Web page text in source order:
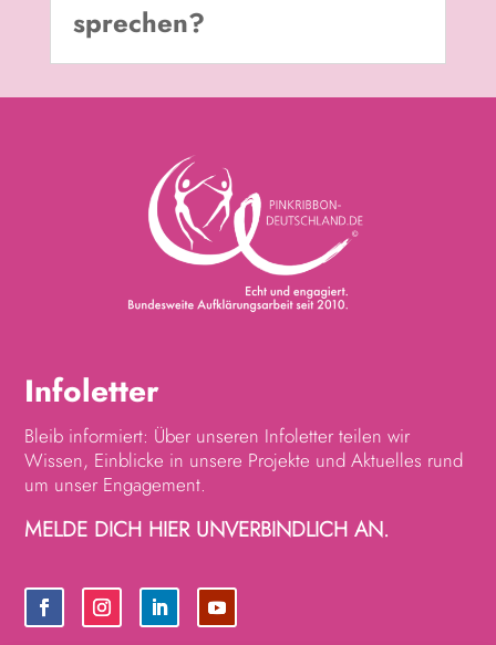
sprechen?
Infoletter
Bleib informiert: Über unseren Infoletter teilen wir
Wissen, Einblicke in unsere Projekte und Aktuelles rund
um unser Engagement.
MELDE DICH HIER UNVERBINDLICH AN.